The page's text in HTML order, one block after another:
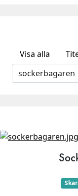
Visa alla